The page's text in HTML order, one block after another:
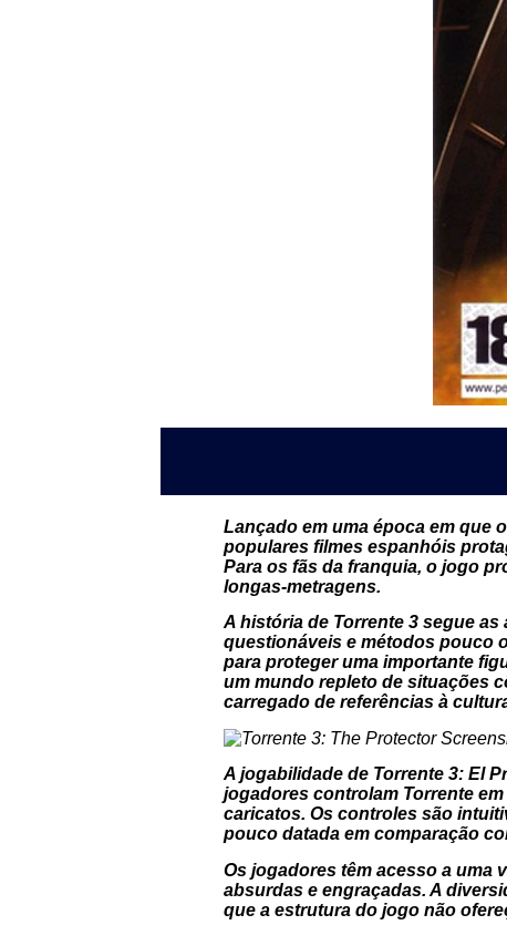
Lançado em uma época em que
populares filmes espanhóis
Para os fãs da franquia, o jogo
longas-metragens.
A história de Torrente 3segue as
questionáveis e métodos pouco
para proteger uma importante
um mundo repleto de situações
carregado de referências à
A jogabilidade de Torrente 3: El
jogadores controlam Torrente
caricatos. Os controles são
pouco datada em comparação
Os jogadores têm acesso a uma
absurdas e engraçadas. A
que a estrutura do jogo não